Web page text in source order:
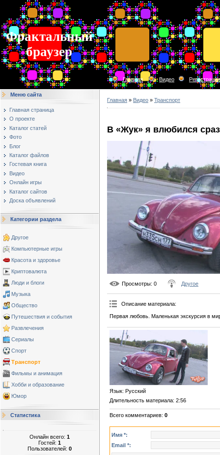
Фрактальный
браузер
Главная Видео Регистрация
Меню сайта
Главная страница
О проекте
Каталог статей
Фото
Блог
Каталог файлов
Гостевая книга
Видео
Онлайн игры
Каталог сайтов
Доска объявлений
Категории раздела
Другое
Компьютерные игры
Красота и здоровье
Криптовалюта
Люди и блоги
Музыка
Общество
Путешествия и события
Развлечения
Сериалы
Спорт
Транспорт
Фильмы и анимация
Хобби и образование
Юмор
Статистика
Онлайн всего: 1
Гостей: 1
Пользователей: 0
Главная » Видео » Транспорт
В «Жук» я влюбился
Просмотры: 0 Другое
Описание материала:
Первая любовь. Маленькая экскурсия в
Язык: Русский
Длительность материала: 2:56
Всего комментариев: 0
Имя *:
Email *: